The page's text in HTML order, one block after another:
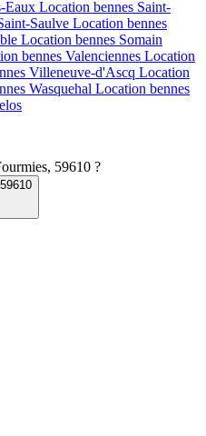
Eaux Location bennes Saint-
Saulve Location bennes
Location bennes Somain
bennes Valenciennes Location
Villeneuve-d'Ascq Location
Wasquehal Location bennes
59610 ?
59610